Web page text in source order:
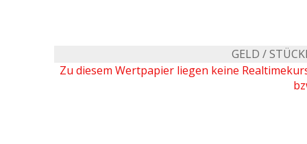
GELD /
Zu diesem Wertpapier liegen keine